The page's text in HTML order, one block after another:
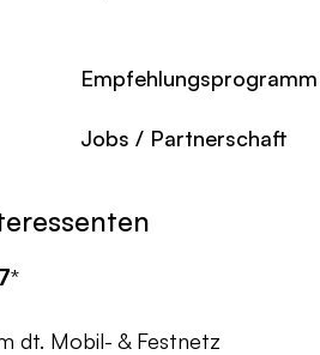
Empfehlungsprogramm
Jobs / Partnerschaft
*
dt. Mobil- & Festnetz